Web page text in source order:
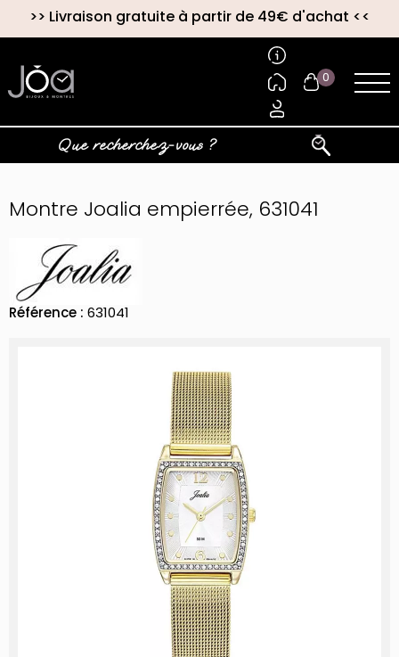
>> Livraison gratuite à partir de 49€ d'achat <<
0
Montre Joalia empierrée, 631041
Référence : 631041